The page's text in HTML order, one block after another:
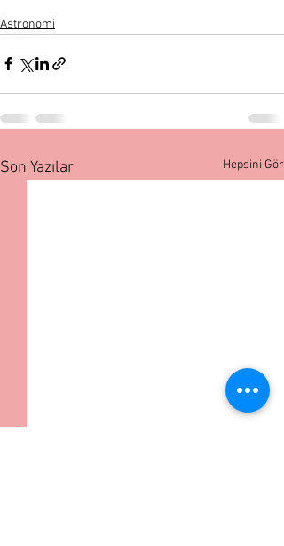
Astronomi
Son Yazılar Hepsini Gör